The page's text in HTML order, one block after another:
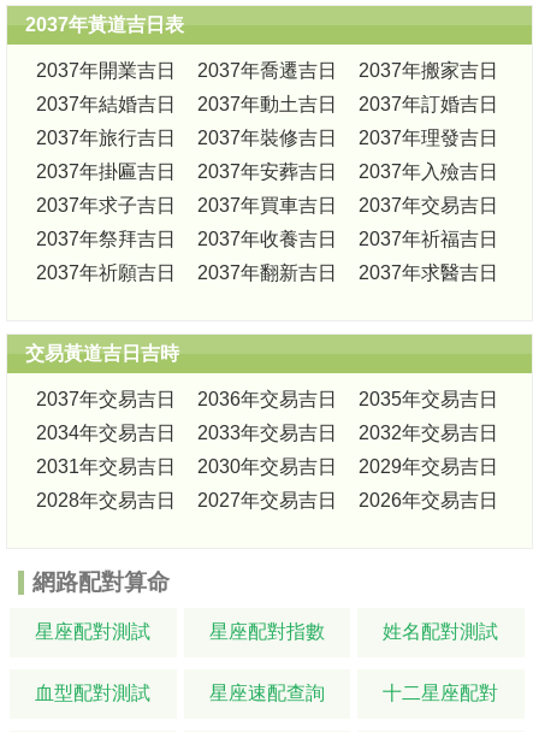
2037年黃道吉日表
2037年開業吉日 2037年喬遷吉日
2037年搬家吉日
2037年結婚吉日
2037年動土吉日
2037年訂婚吉日
2037年旅行吉日
2037年裝修吉日
2037年理發吉日
2037年掛匾吉日
2037年安葬吉日
2037年入殮吉日
2037年求子吉日
2037年買車吉日
2037年交易吉日
2037年祭拜吉日
2037年收養吉日
2037年祈福吉日
2037年祈願吉日
2037年翻新吉日 2037年求醫吉日
交易黃道吉日吉時
2037年交易吉日 2036年交易吉日
2035年交易吉日
2034年交易吉日
2033年交易吉日
2032年交易吉日
2031年交易吉日
2030年交易吉日
2029年交易吉日
2028年交易吉日
2027年交易吉日 2026年交易吉日
網路配對算命
星座配對測試 星座配對指數 姓名配對測試
血型配對測試 星座速配查詢 十二星座配對